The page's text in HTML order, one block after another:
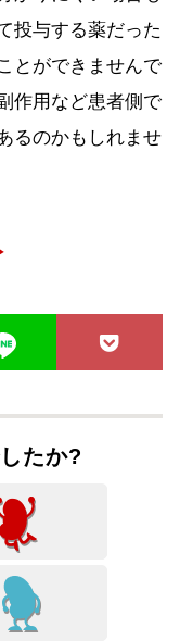
投与する薬だった
とができませんで
作用など患者側で
るのかもしれませ
たか?